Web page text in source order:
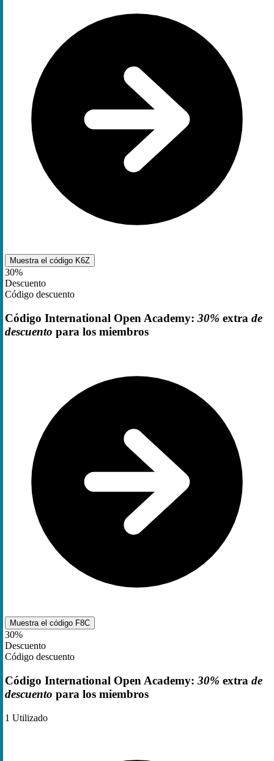
Muestra el código K6Z
30%
Descuento
Código descuento
Código International Open Academy: 30% extra de
descuento para los miembros
Muestra el código F8C
30%
Descuento
Código descuento
Código International Open Academy: 30% extra de
descuento para los miembros
1 Utilizado